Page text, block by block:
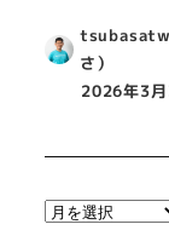
さ）
2026年3
ア